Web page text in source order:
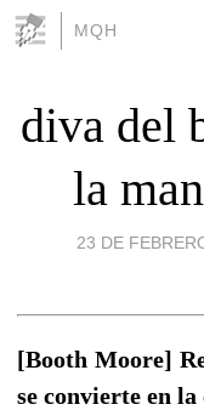
MQH
diva del
la
23 DE
[Booth Moore]
se convierte en la